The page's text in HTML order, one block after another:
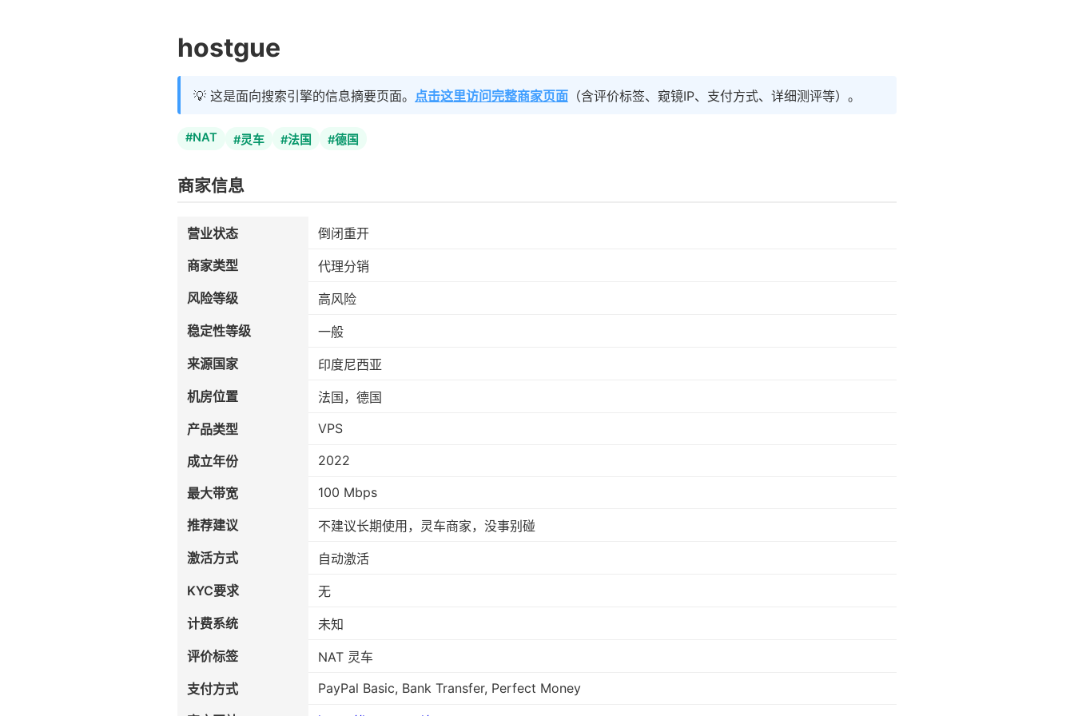
hostgue
💡 这是面向搜索引擎的信息摘要页面。 点击这里访问完整商家页面 （含评价标签、窥镜IP、支付方式、详细测评等）。
#NAT #灵车 #法国 #德国
商家信息
营业状态
倒闭重开
商家类型
代理分销
风险等级
高风险
稳定性等级
一般
来源国家
印度尼西亚
机房位置
法国，德国
产品类型
VPS
成立年份 2022
最大带宽 100 Mbps
推荐建议
不建议长期使用，灵车商家，没事别碰
激活方式
自动激活
KYC要求
无
计费系统
未知
评价标签
NAT 灵车
支付方式
PayPal Basic, Bank Transfer, Perfect Money